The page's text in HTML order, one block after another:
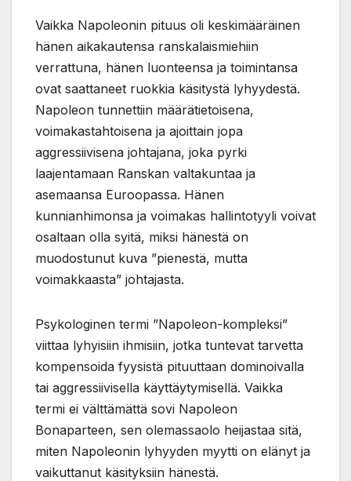
Vaikka Napoleonin pituus oli keskimääräinen
hänen aikakautensa ranskalaismiehiin
verrattuna, hänen luonteensa ja toimintansa
ovat saattaneet ruokkia käsitystä lyhyydestä.
Napoleon tunnettiin määrätietoisena,
voimakastahtoisena ja ajoittain jopa
aggressiivisena johtajana, joka pyrki
laajentamaan Ranskan valtakuntaa ja
asemaansa Euroopassa. Hänen
kunnianhimonsa ja voimakas hallintotyyli voivat
osaltaan olla syitä, miksi hänestä on
muodostunut kuva ”pienestä, mutta
voimakkaasta” johtajasta.
Psykologinen termi ”Napoleon-kompleksi”
viittaa lyhyisiin ihmisiin, jotka tuntevat tarvetta
kompensoida fyysistä pituuttaan dominoivalla
tai aggressiivisella käyttäytymisellä. Vaikka
termi ei välttämättä sovi Napoleon
Bonaparteen, sen olemassaolo heijastaa sitä,
miten Napoleonin lyhyyden myytti on elänyt ja
vaikuttanut käsityksiin hänestä.